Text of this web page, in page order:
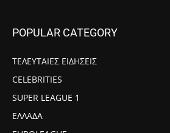
POPULAR CATEGORY
ΤΕΛΕΥΤΑΙΕΣ ΕΙΔΗΣΕΙΣ
CELEBRITIES
SUPER LEAGUE 1
ΕΛΛΑΔΑ